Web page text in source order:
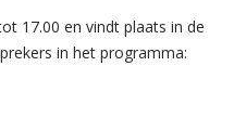
17.00 en vindt plaats in de
in het programma: